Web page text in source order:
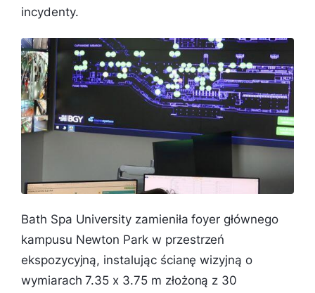
incydenty.
Bath Spa University zamieniła foyer głównego
kampusu Newton Park w przestrzeń
ekspozycyjną, instalując ścianę wizyjną o
wymiarach 7.35 x 3.75 m złożoną z 30